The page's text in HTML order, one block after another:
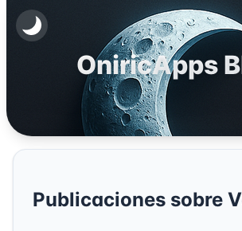
OniricApps
Publicaciones sobre